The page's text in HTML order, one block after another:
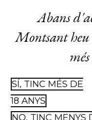
Abans
Montsant
SÍ, TINC MÉS DE
18 ANYS
NO, TINC MENYS